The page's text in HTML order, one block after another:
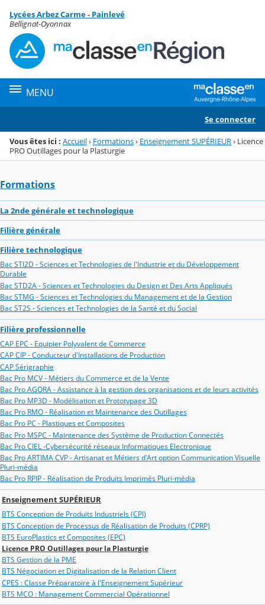
Menu de la rubrique
Contenu
Lycées Arbez Carme - Painlevé
Bellignat-Oyonnax
MENU
Se connecter
Vous êtes ici : Accueil› Formations› Enseignement SUPÉRIEUR› Licence
PRO Outillages pour la Plasturgie
Formations
La 2nde générale et technologique
Filière générale
Filière technologique
Bac STI2D - Sciences et Technologies de l'Industrie et du Développement
Durable
Bac STD2A - Sciences et Technologies du Design et Des Arts Appliqués
Bac STMG - Sciences et Technologies du Management et de la Gestion
Bac ST2S - Sciences et Technologies de la Santé et du Social
Filière professionnelle
CAP EPC - Equipier Polyvalent de Commerce
CAP CIP - Conducteur d'Installations de Production
CAP Sérigraphie
Bac Pro MCV - Métiers du Commerce et de la Vente
Bac Pro AGORA - Assistance à la gestion des organisations et de leurs activités
Bac Pro MP3D - Modélisation et Prototypage 3D
Bac Pro RMO - Réalisation et Maintenance des Outillages
Bac Pro PC - Plastiques et Composites
Bac Pro MSPC - Maintenance des Système de Production Connectés
Bac Pro CIEL -Cybersécurité réseaux Informatiques Electronique
Bac Pro ARTIMA CVP - Artisanat et Métiers d'Art option Communication Visuelle
Pluri-média
Bac Pro RPIP - Réalisation de Produits Imprimés Pluri-média
Enseignement SUPÉRIEUR
BTS Conception de Produits Industriels (CPI)
BTS Conception de Processus de Réalisation de Produits (CPRP)
BTS EuroPlastics et Composites (EPC)
Licence PRO Outillages pour la Plasturgie
BTS Gestion de la PME
BTS Négociation et Digitalisation de la Relation Client
CPES : Classe Préparatoire à l'Enseignement Supérieur
BTS MCO : Management Commercial Opérationnel